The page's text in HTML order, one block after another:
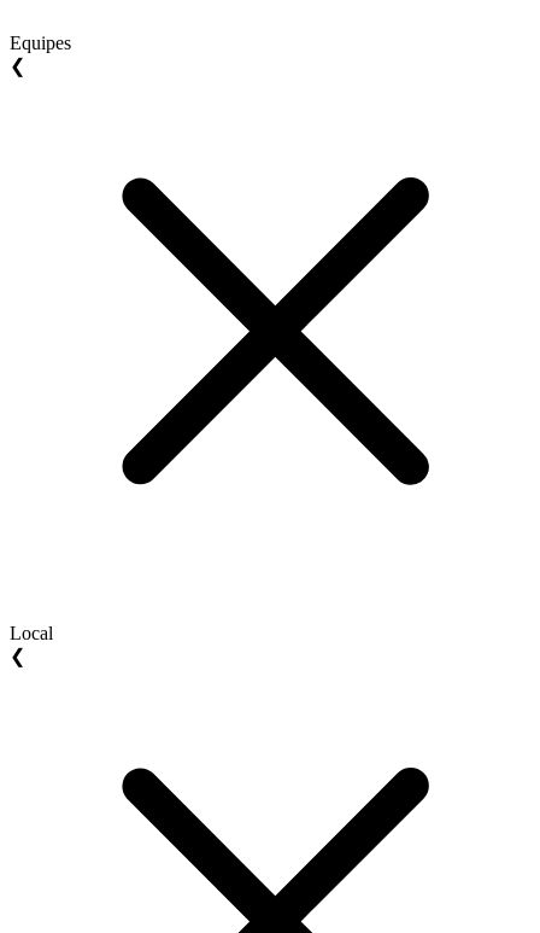
Equipes
❮
Local
❮